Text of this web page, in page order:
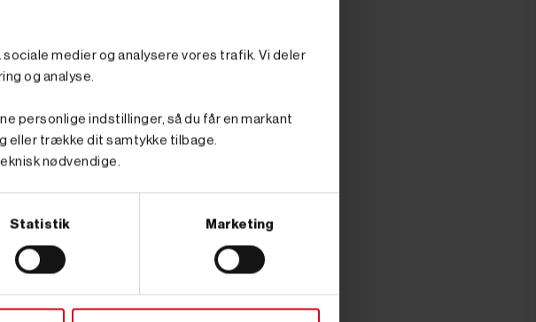
medier og analysere vores trafik. Vi deler
og analyse.
personlige indstillinger, så du får en markant
eller trække dit samtykke tilbage.
nødvendige.
Statistik Marketing